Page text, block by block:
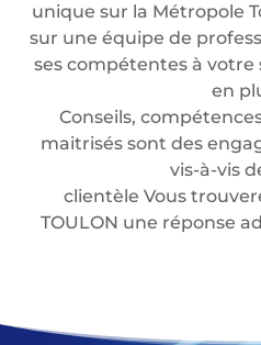
unique sur la Métropole
sur une équipe de
ses compétentes à votre
en
Conseils,
maitrisés sont des
vis-à-vis
clientèle Vous
TOULON une réponse